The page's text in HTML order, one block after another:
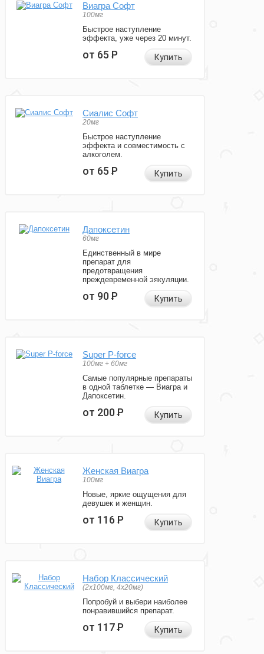
Виагра Софт
100мг
Быстрое наступление
эффекта, уже через 20 минут.
от 65Р Купить
Сиалис Софт
20мг
Быстрое наступление
эффекта и совместимость с
алкоголем.
от 65Р Купить
Дапоксетин
60мг
Единственный в мире
препарат для
предотвращения
преждевременной эякуляции.
от 90Р Купить
Super P-force
100мг + 60мг
Самые популярные препараты
в одной таблетке — Виагра и
Дапоксетин.
от 200Р Купить
Женская Виагра
100мг
Новые, яркие ощущения для
девушек и женщин.
от 116Р Купить
Набор Классический
(2x100мг, 4x20мг)
Попробуй и выбери наиболее
понравившийся препарат.
от 117Р Купить